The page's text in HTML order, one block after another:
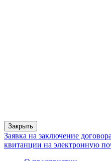
Закрыть
Заявка на заключение договора
квитанции на электронную